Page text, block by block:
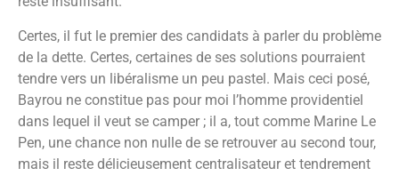
Certes, il fut le premier des candidats à parler du problème
de la dette. Certes, certaines de ses solutions pourraient
tendre vers un libéralisme un peu pastel. Mais ceci posé,
Bayrou ne constitue pas pour moi l’homme providentiel
dans lequel il veut se camper ; il a, tout comme Marine Le
Pen, une chance non nulle de se retrouver au second tour,
mais il reste délicieusement centralisateur et tendrement